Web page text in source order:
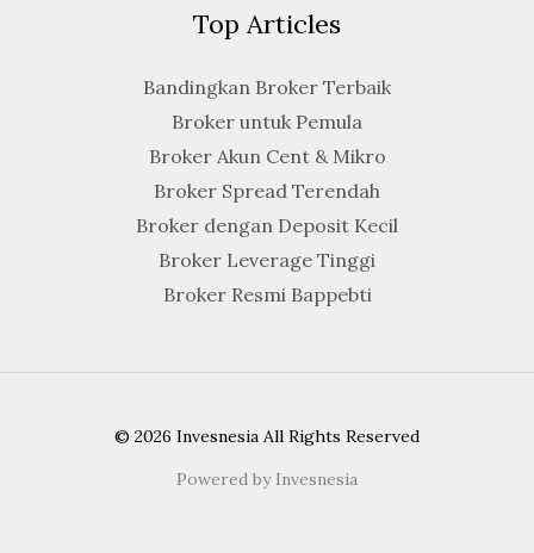
Top Articles
Bandingkan Broker Terbaik
Broker untuk Pemula
Broker Akun Cent & Mikro
Broker Spread Terendah
Broker dengan Deposit Kecil
Broker Leverage Tinggi
Broker Resmi Bappebti
© 2026 Invesnesia All Rights Reserved
Powered by Invesnesia